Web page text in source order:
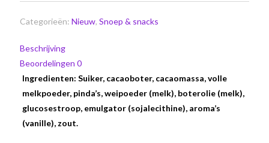
Categorieën: Nieuw, Snoep & snacks
Beschrijving
Beoordelingen 0
Ingredienten: Suiker, cacaoboter, cacaomassa, volle
melkpoeder, pinda’s, weipoeder (melk), boterolie (melk),
glucosestroop, emulgator (sojalecithine), aroma’s
(vanille), zout.